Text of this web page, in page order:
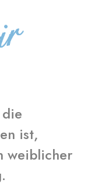
ist,
weiblicher